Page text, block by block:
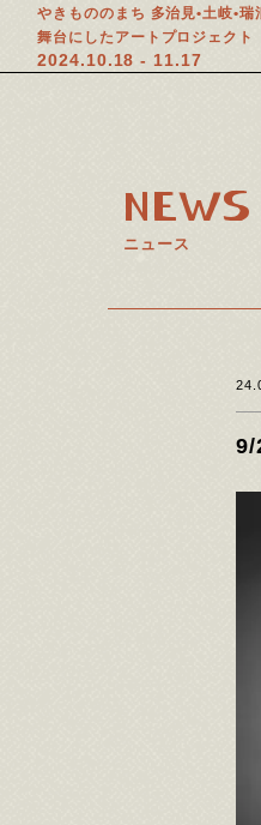
やきもののまち 多治見•土岐•瑞
舞台にしたアートプロジェクト
2024.10.18 - 11.17
NEWS
ニュース
9/